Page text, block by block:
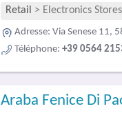
Retail > Electronics Stores
Adresse: Via Senese 11,
Téléphone: +39 0564
Araba Fenice Di